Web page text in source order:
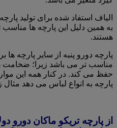
الیاف استفاد شده برای تولید
به همین دلیل این پارچه ها
هستند.
پارچه دورو پنبه از سایر پارچه
مناسب تر می باشد زیرا؛ ضخامت
حفظ می کند. در کنار همه این
پارچه به انواع لباس می دهد
از پارچه تریکو ماکان دورو